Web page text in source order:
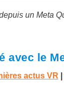
un Meta
avec le
actus VR